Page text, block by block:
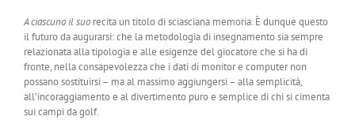
A ciascuno il suo recita un titolo di sciasciana memoria. È dunque questo
il futuro da augurarsi: che la metodologia di insegnamento sia sempre
relazionata alla tipologia e alle esigenze del giocatore che si ha di
fronte, nella consapevolezza che i dati di monitor e computer non
possano sostituirsi – ma al massimo aggiungersi – alla semplicità,
all’incoraggiamento e al divertimento puro e semplice di chi si cimenta
sui campi da golf.